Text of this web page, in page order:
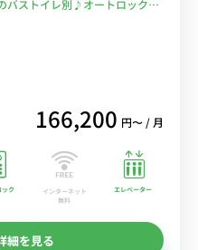
バストイレ別♪オートロック付
166,200 円〜 / 月
ク
インターネット
無料
エレベーター
細を見る